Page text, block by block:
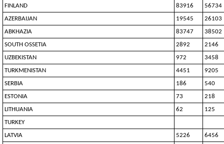
FINLAND
83916
56734
AZERBAIJAN
19545
26103
ABKHAZIA
83747
38502
SOUTH OSSETIA
2892
2146
UZBEKISTAN
972
3458
TURKMENISTAN
4451
9205
SERBIA
186
540
ESTONIA
73
218
LITHUANIA
62
125
TURKEY
LATVIA
5226
6456